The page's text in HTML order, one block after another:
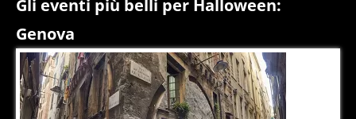
Gli eventi più belli per Halloween:
Genova